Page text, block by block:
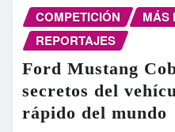
COMPETICIÓN
MÁS
REPORTAJES
Ford Mustang
secretos del
rápido del mundo